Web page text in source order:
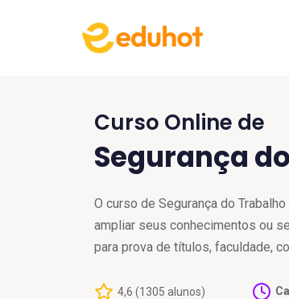
Curso Online de
Segurança
O curso de Segurança do
ampliar seus conhecimentos ou
para prova de títulos, faculdade,
4,6 (1305 alunos)